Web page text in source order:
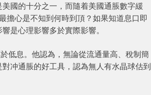
國的十分之一，而隨着美國通脹數字緩
擔心是不知到何時到頂？如果知道息口即
是心理影響多於實際影響。
低息。他認為，無論從流通量高、稅制簡
冲通脹的好工具，認為無人有水晶球估到